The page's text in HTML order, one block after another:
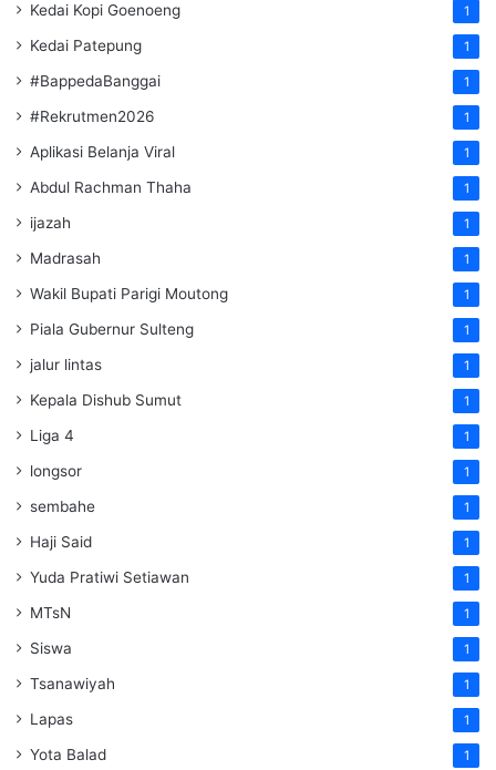
Kedai Kopi Goenoeng 1
Kedai Patepung 1
#BappedaBanggai 1
#Rekrutmen2026 1
Aplikasi Belanja Viral 1
Abdul Rachman Thaha 1
ijazah 1
Madrasah 1
Wakil Bupati Parigi Moutong 1
Piala Gubernur Sulteng 1
jalur lintas 1
Kepala Dishub Sumut 1
Liga 4 1
longsor 1
sembahe 1
Haji Said 1
Yuda Pratiwi Setiawan 1
MTsN 1
Siswa 1
Tsanawiyah 1
Lapas 1
Yota Balad 1